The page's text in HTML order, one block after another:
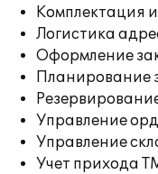
Комплектация
Логистика
Оформление
Планирование
Управление
Управление
Учет прихода